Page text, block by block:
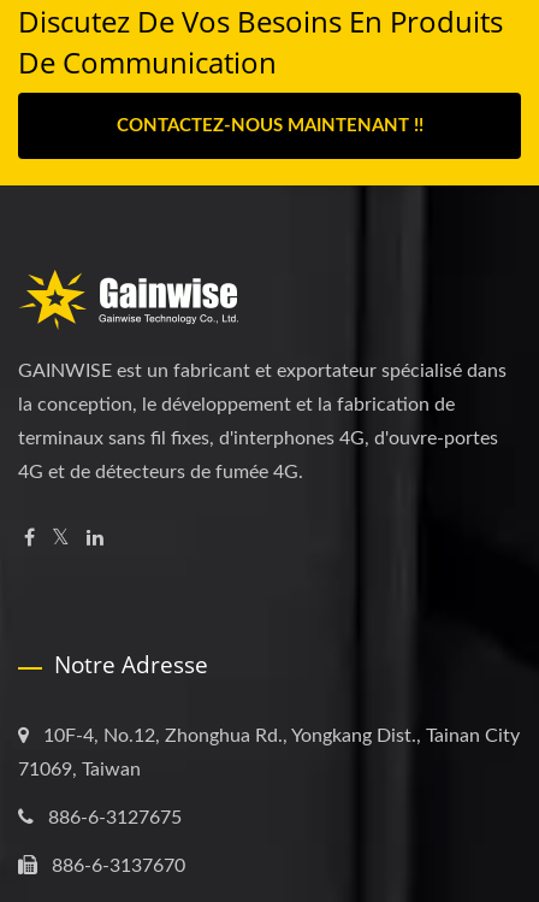
Discutez De Vos Besoins En Produits
De Communication
CONTACTEZ-NOUS MAINTENANT !!
GAINWISE est un fabricant et exportateur spécialisé dans
la conception, le développement et la fabrication de
terminaux sans fil fixes, d'interphones 4G, d'ouvre-portes
4G et de détecteurs de fumée 4G.
Notre Adresse
10F-4, No.12, Zhonghua Rd., Yongkang Dist., Tainan City
71069, Taiwan
886-6-3127675
886-6-3137670